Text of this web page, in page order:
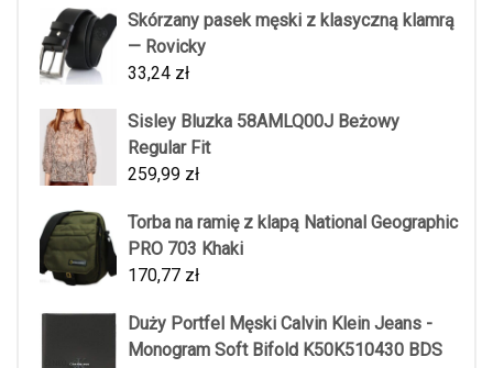
Skórzany pasek męski z klasyczną klamrą
— Rovicky
33,24 zł
Sisley Bluzka 58AMLQ00J Beżowy
Regular Fit
259,99 zł
Torba na ramię z klapą National Geographic
PRO 703 Khaki
170,77 zł
Duży Portfel Męski Calvin Klein Jeans -
Monogram Soft Bifold K50K510430 BDS